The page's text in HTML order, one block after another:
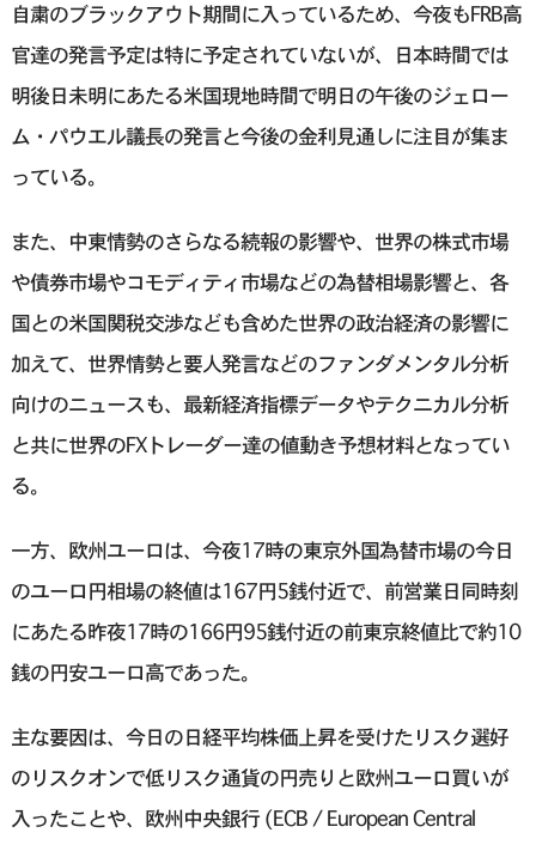
自粛のブラックアウト期間に入っているため、今夜もFRB高
官達の発言予定は特に予定されていないが、日本時間では
明後日未明にあたる米国現地時間で明日の午後のジェロー
ム・パウエル議長の発言と今後の金利見通しに注目が集ま
っている。
また、中東情勢のさらなる続報の影響や、世界の株式市場
や債券市場やコモディティ市場などの為替相場影響と、各
国との米国関税交渉なども含めた世界の政治経済の影響に
加えて、世界情勢と要人発言などのファンダメンタル分析
向けのニュースも、最新経済指標データやテクニカル分析
と共に世界のFXトレーダー達の値動き予想材料となってい
る。
一方、欧州ユーロは、今夜17時の東京外国為替市場の今日
のユーロ円相場の終値は167円5銭付近で、前営業日同時刻
にあたる昨夜17時の166円95銭付近の前東京終値比で約10
銭の円安ユーロ高であった。
主な要因は、今日の日経平均株価上昇を受けたリスク選好
のリスクオンで低リスク通貨の円売りと欧州ユーロ買いが
入ったことや、欧州中央銀行 (ECB / European Central